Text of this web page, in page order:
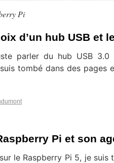
Pi
d’un hub USB et
parler du hub USB 3.0
tombé dans des
Pi et son
le Raspberry Pi 5, je